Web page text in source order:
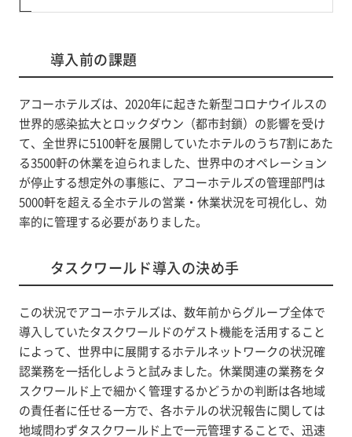
導入前の課題
アコーホテルズは、2020年に起きた新型コロナウイルスの
世界的感染拡大とロックダウン（都市封鎖）の影響を受け
て、全世界に5100軒を展開していたホテルのうち7割にあた
る3500軒の休業を迫られました、世界中のオペレーション
が停止する想定外の事態に、アコーホテルズの管理部門は
5000軒を超える全ホテルの営業・休業状況を可視化し、効
率的に管理する必要がありました。
タスクワールド導入の決め手
この状況でアコーホテルズは、数年前からグループ全体で
導入していたタスクワールドのゲスト機能を活用すること
によって、世界中に展開するホテルネットワークの状況確
認業務を一括化しようと試みました。休業関連の業務をタ
スクワールド上で細かく管理するかどうかの判断は各地域
の責任者に任せる一方で、各ホテルの状況報告に関しては
地域問わずタスクワールド上で一元管理することで、迅速